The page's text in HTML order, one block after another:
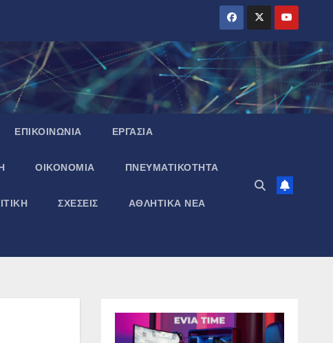
ΕΠΙΚΟΙΝΩΝΙΑ ΕΡΓΑΣΙΑ
ΟΙΚΟΝΟΜΙΑ ΠΝΕΥΜΑΤΙΚΌΤΗΤΑ
ΣΧΕΣΕΙΣ ΑΘΛΗΤΙΚΑ ΝΕΑ